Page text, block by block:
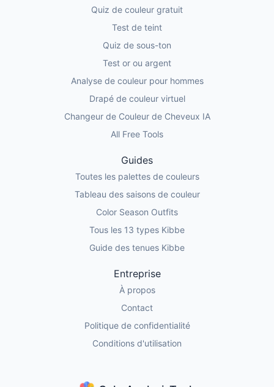
Quiz de couleur gratuit
Test de teint
Quiz de sous-ton
Test or ou argent
Analyse de couleur pour hommes
Drapé de couleur virtuel
Changeur de Couleur de Cheveux IA
All Free Tools
Guides
Toutes les palettes de couleurs
Tableau des saisons de couleur
Color Season Outfits
Tous les 13 types Kibbe
Guide des tenues Kibbe
Entreprise
À propos
Contact
Politique de confidentialité
Conditions d'utilisation